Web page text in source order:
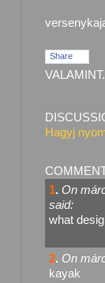
Share
Hagyj
1. On
said:
what
2. On
kayak